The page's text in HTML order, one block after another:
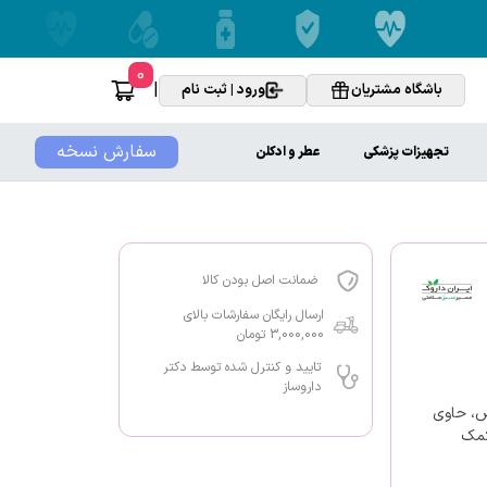
باشگاه مشتریان ورود | ثبت نام |
0
سفارش نسخه تجهیزات پزشکی عطر و ادکلن
حاوی
ضمانت اصل بودن کالا
ارسال رایگان سفارشات بالای
3,000,000 تومان
تایید و کنترل شده توسط دکتر
داروساز